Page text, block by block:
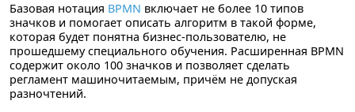
Базовая нотация BPMN включает не более 10 типов
значков и помогает описать алгоритм в такой форме,
которая будет понятна бизнес-пользователю, не
прошедшему специального обучения. Расширенная BPMN
содержит около 100 значков и позволяет сделать
регламент машиночитаемым, причём не допуская
разночтений.